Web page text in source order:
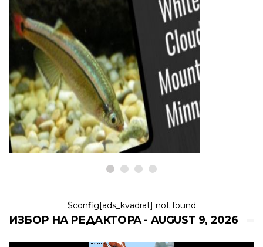
РИБИ И АКВАРИУМИ
Грижа за рибата: Бели
облачни планински миньони
9,2026
$config[ads_kvadrat] not found
ИЗБОР НА РЕДАКТОРА - AUGUST 9, 2026